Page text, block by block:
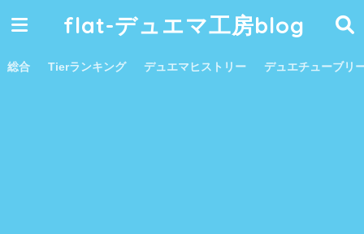
flat-デュエマ工房blog
総合 Tierランキング デュエマヒストリー デュエチューブリ